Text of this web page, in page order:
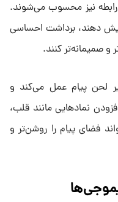
رابطه نیز محسوب می‌شوند.
دهند، برداشت احساسی
و صمیمانه‌تر کنند.
لحن پیام عمل می‌کند و
نمادهایی مانند قلب،
فضای پیام را روشن‌تر و